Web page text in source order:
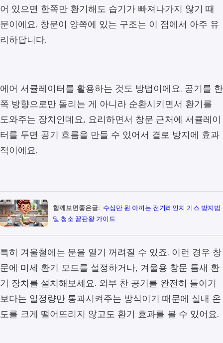
어 있으면 한쪽만 환기해도 습기가 빠져나가지 않기 때
문이에요. 창문이 양쪽에 있는 구조는 이 점에서 아주 유
리하답니다.
에어 서큘레이터를 활용하는 것도 방법이에요. 공기를 한
쪽 방향으로만 돌리는 게 아니라 순환시키면서 환기를
도와주는 장치인데요, 요리하면서 창문 근처에 서큘레이
터를 두면 공기 흐름을 만들 수 있어서 결로 방지에 효과
적이에요.
함께보면좋은글: 수십만 원 아끼는 전기레인지 기스 방지법
및 청소 끝판왕 가이드
특히 겨울철에는 문을 열기 꺼려질 수 있죠. 이런 경우 창
문에 미세 환기 모드를 설정하거나, 겨울용 창문 틈새 환
기 장치를 설치해보세요. 외부 찬 공기를 완전히 들이기
보다는 일정량만 통과시켜주는 방식이기 때문에 실내 온
도를 크게 떨어뜨리지 않고도 환기 효과를 볼 수 있어요.